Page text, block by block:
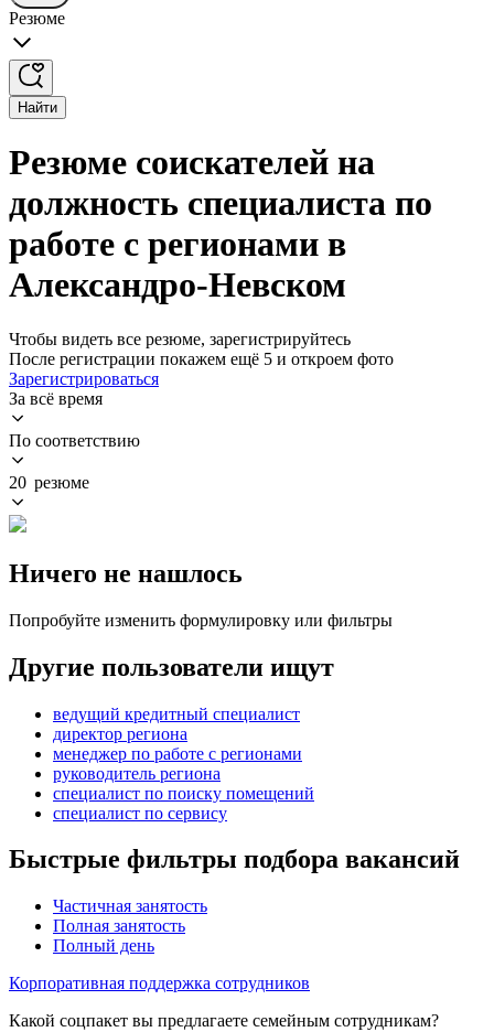
Резюме
Найти
Резюме соискателей на
должность специалиста по
работе с регионами в
Александро-Невском
Чтобы видеть все резюме, зарегистрируйтесь
После регистрации покажем ещё 5 и откроем фото
Зарегистрироваться
За всё время
По соответствию
20 резюме
Ничего не нашлось
Попробуйте изменить формулировку или фильтры
Другие пользователи ищут
ведущий кредитный специалист
директор региона
менеджер по работе с регионами
руководитель региона
специалист по поиску помещений
специалист по сервису
Быстрые фильтры подбора вакансий
Частичная занятость
Полная занятость
Полный день
Корпоративная поддержка сотрудников
Какой соцпакет вы предлагаете семейным сотрудникам?